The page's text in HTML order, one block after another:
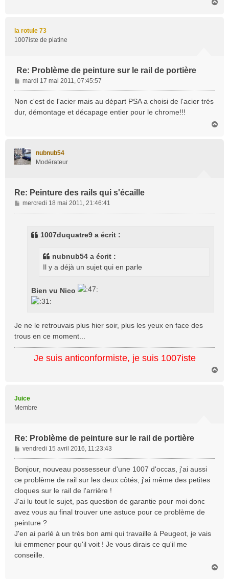
la rotule 73
1007iste de platine
Re: Problème de peinture sur le rail de portière
M
e
s
mardi 17 mai 2011, 07:45:57
Non c'est de l'acier mais au départ PSA a choisi de l'acier trés
dur, démontage et décapage entier pour le chrome!!!
nubnub54
Modérateur
Re: Peinture des rails qui s'écaille
M
e
mercredi 18 mai 2011, 21:46:41
1007duquatre9 a écrit :
nubnub54 a écrit :
Il y a déjà un sujet qui en parle
Bien vu Nico
Je ne le retrouvais plus hier soir, plus les yeux en face des
trous en ce moment...
Je suis anticonformiste, je suis 1007iste
Juice
Membre
Re: Problème de peinture sur le rail de portière
M
e
s
g
e
vendredi 15 avril 2016, 11:23:43
Bonjour, nouveau possesseur d'une 1007 d'occas, j'ai aussi
ce problème de rail sur les deux côtés, j'ai même des petites
cloques sur le rail de l'arrière !
J'ai lu tout le sujet, pas question de garantie pour moi donc
avez vous au final trouver une astuce pour ce problème de
peinture ?
J'en ai parlé à un très bon ami qui travaille à Peugeot, je vais
lui emmener pour qu'il voit ! Je vous dirais ce qu'il me
conseille.